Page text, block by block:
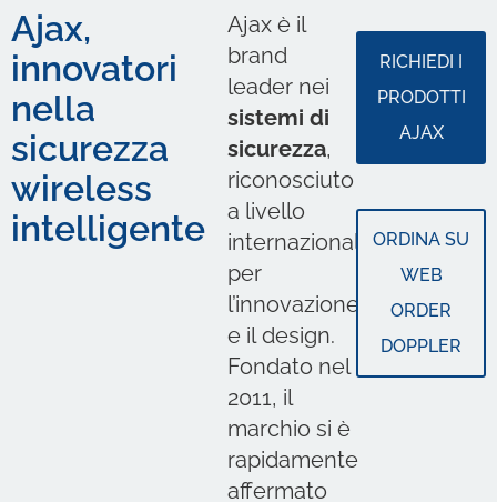
Ajax,
innovatori
nella
sicurezza
wireless
intelligente
Ajax è il
brand
leader nei
sistemi di
sicurezza,
riconosciuto
a livello
internazionale
per
l’innovazione
e il design.
Fondato nel
2011, il
marchio si è
rapidamente
affermato
RICHIEDI I
PRODOTTI
AJAX
ORDINA SU
WEB
ORDER
DOPPLER